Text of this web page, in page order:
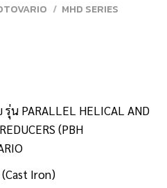
/ MHD SERIES
รุ่น PARALLEL HELICAL AND
(PBH
Iron)